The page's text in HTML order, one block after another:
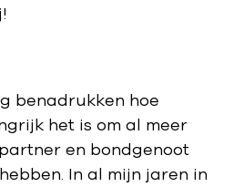
benadrukken hoe
het is om al meer
en bondgenoot
In al mijn jaren in